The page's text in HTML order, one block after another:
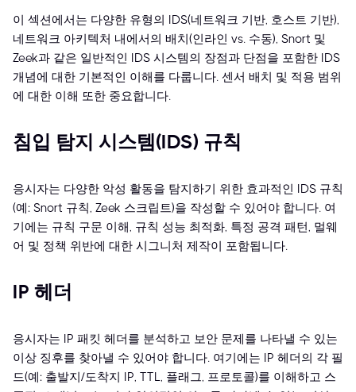
이 섹션에서는 다양한 유형의 IDS(네트워크 기반, 호스트 기반),
네트워크 아키텍처 내에서의 배치(인라인 vs. 수동), Snort 및
Zeek과 같은 일반적인 IDS 시스템의 장점과 단점을 포함한 IDS
개념에 대한 기본적인 이해를 다룹니다. 센서 배치 및 적용 범위
에 대한 이해 또한 중요합니다.
침입 탐지 시스템(IDS) 규칙
응시자는 다양한 악성 활동을 탐지하기 위한 효과적인 IDS 규칙
(예: Snort 규칙, Zeek 스크립트)을 작성할 수 있어야 합니다. 여
기에는 규칙 구문 이해, 규칙 성능 최적화, 특정 공격 패턴, 멀웨
어 및 정책 위반에 대한 시그니처 제작이 포함됩니다.
IP 헤더
응시자는 IP 패킷 헤더를 분석하고 보안 문제를 나타낼 수 있는
이상 징후를 찾아낼 수 있어야 합니다. 여기에는 IP 헤더의 각 필
드(예: 출발지/도착지 IP, TTL, 플래그, 프로토콜)를 이해하고 스